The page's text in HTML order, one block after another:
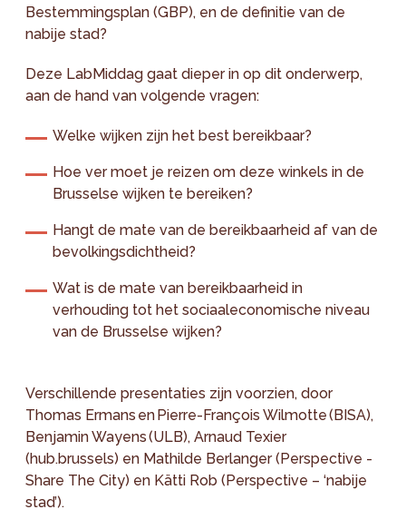
Bestemmingsplan (GBP), en de definitie van de
nabije stad?
Deze LabMiddag gaat dieper in op dit onderwerp,
aan de hand van volgende vragen:
Welke wijken zijn het best bereikbaar?
Hoe ver moet je reizen om deze winkels in de
Brusselse wijken te bereiken?
Hangt de mate van de bereikbaarheid af van de
bevolkingsdichtheid?
Wat is de mate van bereikbaarheid in
verhouding tot het sociaaleconomische niveau
van de Brusselse wijken?
Verschillende presentaties zijn voorzien, door
Thomas Ermans en Pierre-François Wilmotte (BISA),
Benjamin Wayens (ULB), Arnaud Texier
(hub.brussels) en Mathilde Berlanger (Perspective -
Share The City) en Kätti Rob (Perspective – ‘nabije
stad’).